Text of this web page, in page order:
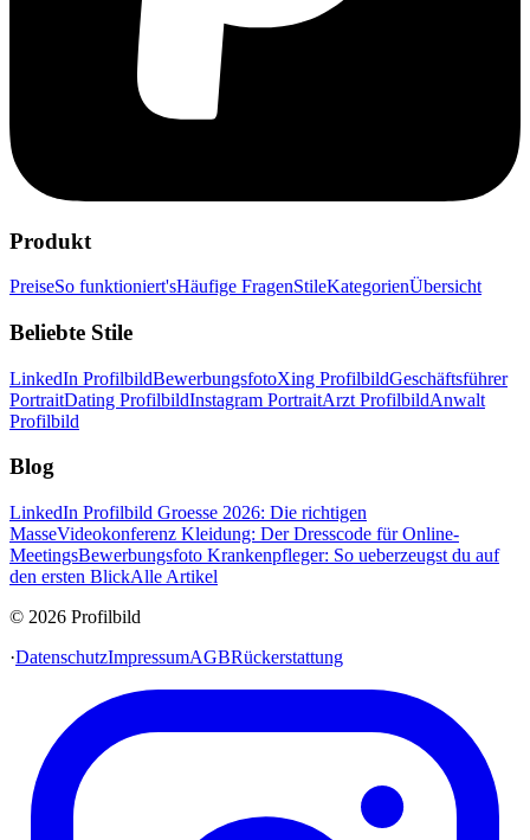
Produkt
PreiseSo funktioniert'sHäufige FragenStileKategorienÜbersicht
Beliebte Stile
LinkedIn ProfilbildBewerbungsfotoXing ProfilbildGeschäftsführer
PortraitDating ProfilbildInstagram PortraitArzt ProfilbildAnwalt
Profilbild
Blog
LinkedIn Profilbild Groesse 2026: Die richtigen
MasseVideokonferenz Kleidung: Der Dresscode für Online-
MeetingsBewerbungsfoto Krankenpfleger: So ueberzeugst du auf
den ersten BlickAlle Artikel
© 2026 Profilbild
·DatenschutzImpressumAGBRückerstattung